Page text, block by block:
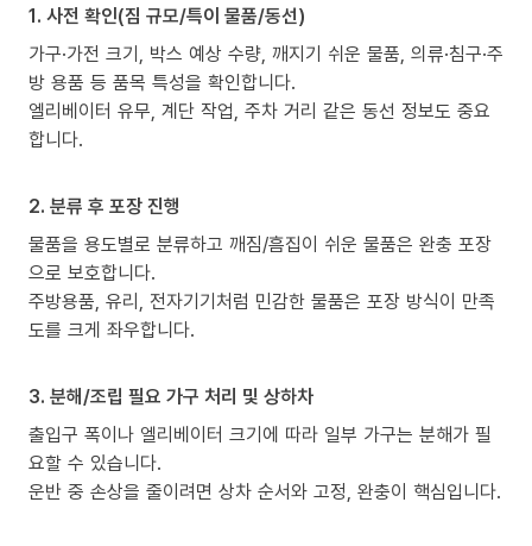
1. 사전 확인(짐 규모/특이 물품/동선)
가구·가전 크기, 박스 예상 수량, 깨지기 쉬운 물품, 의류·침구·주
방 용품 등 품목 특성을 확인합니다.
엘리베이터 유무, 계단 작업, 주차 거리 같은 동선 정보도 중요
합니다.
2. 분류 후 포장 진행
물품을 용도별로 분류하고 깨짐/흠집이 쉬운 물품은 완충 포장
으로 보호합니다.
주방용품, 유리, 전자기기처럼 민감한 물품은 포장 방식이 만족
도를 크게 좌우합니다.
3. 분해/조립 필요 가구 처리 및 상하차
출입구 폭이나 엘리베이터 크기에 따라 일부 가구는 분해가 필
요할 수 있습니다.
운반 중 손상을 줄이려면 상차 순서와 고정, 완충이 핵심입니다.